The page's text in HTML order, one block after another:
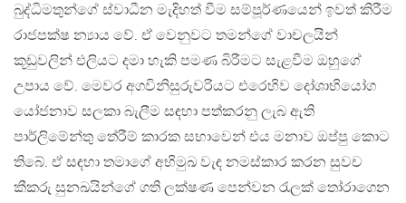
බුද්ධිමතුන්ගේ ස්වාධීන මැදිහත් වීම සම්පූර්ණයෙන් ඉවත් කිරීම
රාජපක්ෂ න්‍යාය වේ. ඒ වෙනුවට තමන්ගේ වාචලයින්
කූඩුවලින් එලියට දමා හැකි පමණ බිරීමට සැළවීම ඔහුගේ
උපාය වේ. මෙවර අගවිනිසුරුවරියට එරෙහිව දෝශාභියෝග
යෝජනාව සලකා බැලීම සඳහා පත්කරනු ලැබ ඇති
පාර්ලිමේන්තු තේරීම් කාරක සභාවෙන් එය මනාව ඔප්පු කොට
තිබේ. ඒ සඳහා තමාගේ අභිමුඛ වැඳ නමස්කාර කරන සුවච
කීකරු සුනඛයින්ගේ ගති ලක්ෂණ පෙන්වන රැලක් තෝරාගෙන